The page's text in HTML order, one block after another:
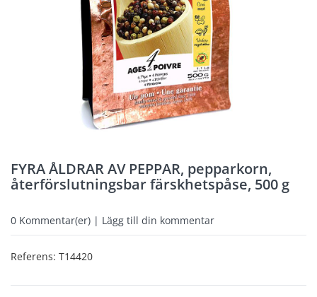
FYRA ÅLDRAR AV PEPPAR, pepparkorn,
återförslutningsbar färskhetspåse, 500 g
0 Kommentar(er) | Lägg till din kommentar
Referens: T14420